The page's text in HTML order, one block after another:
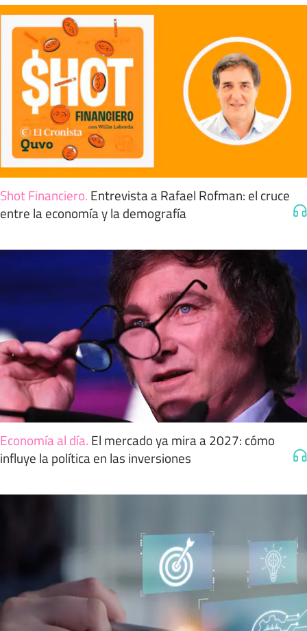
Shot Financiero. Entrevista a Rafael Rofman: el cruce
entre la economía y la demografía
Economía al día. El mercado ya mira a 2027: cómo
influye la política en las inversiones